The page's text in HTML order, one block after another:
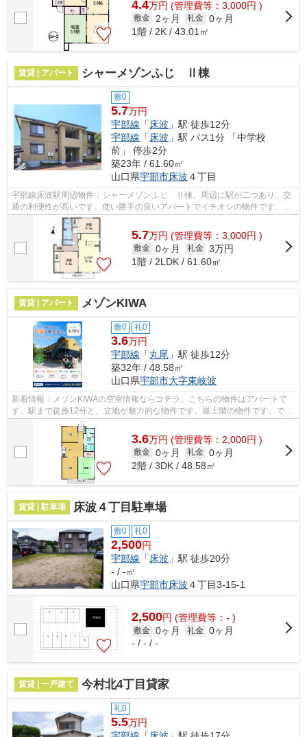
4.4万円 (管理費等：3,000円 )
敷金 2ヶ月 礼金 0ヶ月
1階 / 2K / 43.01㎡
賃貸 | アパート シャーメゾンふじ Ⅱ棟
敷0
5.7万円
宇部線 「 床波 」駅 徒歩12分
宇部線 「 床波 」駅 バス1分 「中学校
前」 停歩2分
築23年 / 61.60㎡
山口県宇部市床波 ４丁目
宇部線床波駅周辺物件：シャーメゾンふじ Ⅱ棟。周辺に駅が二つあり、交
通の利便性が高いです。使い勝手の良いアパートでイチオシの物件です。駅
まで徒歩12分でアクセス可能な物件です...
5.7万円 (管理費等：3,000円 )
敷金 0ヶ月 礼金 3万円
1階 / 2LDK / 61.60㎡
賃貸 | アパート メゾンKIWA
敷0 礼0
3.6万円
宇部線 「丸尾 」駅 徒歩12分
築32年 / 48.58㎡
山口県宇部市大字東岐波
新着情報：メゾンKIWAの空室情報ならコチラ。こちらの物件はアパートで
す。駅まで徒歩12分と、立地が魅力的な物件です。最上階の物件です。でき
るだけ早めに不動産情報を集めたい方は...
3.6万円 (管理費等：2,000円 )
敷金 0ヶ月 礼金 0ヶ月
2階 / 3DK / 48.58㎡
賃貸 | 駐車場 床波４丁目駐車場
敷0 礼0
2,500円
宇部線 「 床波 」駅 徒歩20分
- / -㎡
山口県宇部市床波 ４丁目3-15-1
2,500円 (管理費等：- )
敷金 0ヶ月 礼金 0ヶ月
- / - / -
賃貸 | 一戸建て 今村北4丁目貸家
礼0
5.5万円